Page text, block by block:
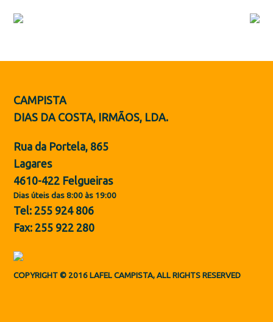
ES
CAMPISTA
DIAS DA COSTA, IRMÃOS, LDA.
Rua da Portela, 865
Lagares
4610-422 Felgueiras
Dias úteis das 8:00 às 19:00
Tel: 255 924 806
Fax: 255 922 280
COPYRIGHT © 2016 LAFEL CAMPISTA, ALL RIGHTS RESERVED